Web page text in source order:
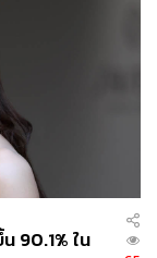
Deco Ball
90.1% ใน